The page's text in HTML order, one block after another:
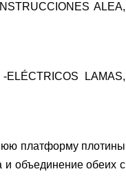
ALEA,
LAMAS,
платформу плотины
и объединение обеих с